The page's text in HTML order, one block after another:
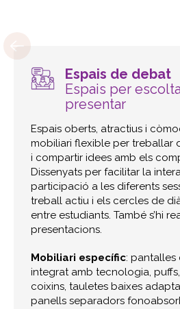
Espais de debat
Espais per
presentar
Espais oberts, atractius i
mobiliari flexible per treballar
i compartir idees amb els
Dissenyats per facilitar la
participació a les diferents
treball actiu i els cercles de
entre estudiants. També s’hi
presentacions.
Mobiliari específic: pantalles
integrat amb tecnologia,
coixins, tauletes baixes
panells separadors